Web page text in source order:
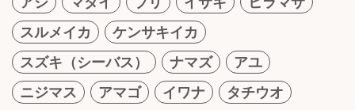
スルメイカ
ケンサキイカ
スズキ（シーバス）
ナマズ
アユ
ニジマス
アマゴ イワナ
タチウオ